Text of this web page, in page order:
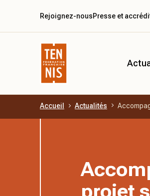
Aller au contenu principal
Rejoignez-nousPresse et
Accueil Actualités
projet